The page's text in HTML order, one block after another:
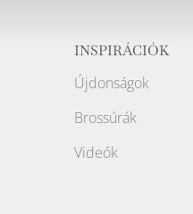
INSPIRÁCIÓK
Újdonságok
Brossúrák
Videók